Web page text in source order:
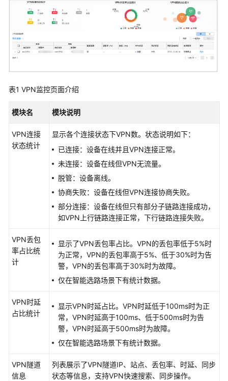
开
通
络
划
络
署
部
署
软
件
件
表1 VPN监控页面介绍
模块名 模块说明
VPN连接
状态统计
显示各个连接状态下VPN数。状态说明如下：
已连接：设备在线并且VPN连接正常。
未连接：设备在线但VPN无流量。
脱管：设备离线。
协商失败：设备在线但VPN连接协商失败。
部分连接：设备在线但只有部分子链路连接成功，
如VPN上行链路连接正常，下行链路连接失败。
VPN丢包
率占比统
计
显示了VPN丢包率占比。VPN的丢包率低于5%时
为正常，VPN的丢包率高于5%、低于30%时为告
警，VPN的丢包率高于30%时为故障。
仅在智能选路场景下有统计数据。
VPN时延
占比统计
显示VPN时延占比。VPN时延低于100ms时为正
常，VPN时延高于100ms、低于500ms时为告
警，VPN时延高于500ms时为故障。
仅在智能选路场景下有统计数据。
VPN隧道
信息
列表展示了VPN隧道IP、站点、丢包率、时延、同步
状态等信息，支持VPN快速搜索、同步操作。